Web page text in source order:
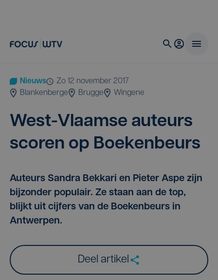
Nieuws
zo 12 november 2017
Blankenberge
Brugge Wingene
West-Vlaam­se auteurs
sco­ren op Boekenbeurs
Auteurs Sandra Bekkari en Pieter Aspe zijn
bijzonder populair. Ze staan aan de top,
blijkt uit cijfers van de Boekenbeurs in
Antwerpen.
Deel artikel